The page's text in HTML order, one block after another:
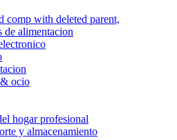
comp with deleted parent,
de alimentacion
ocio
hogar profesional
y almacenamiento